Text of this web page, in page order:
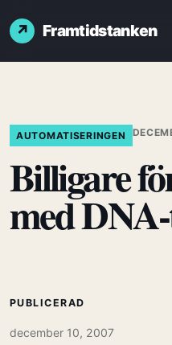
Framtidstanken
AUTOMATISERINGEN
Billigare
med
PUBLICERAD
december 10, 2007